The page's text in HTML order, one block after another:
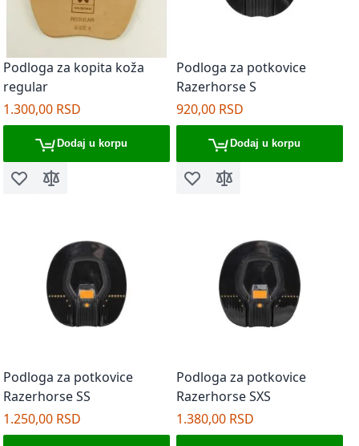
Podloga za kopita koža
regular
1.300,00 RSD
Dodaj u korpu
Dodaj u listu želja
Dodaj za poređenje
Podloga za potkovice
Razerhorse S
920,00 RSD
Dodaj u korpu
Dodaj u listu želja
Dodaj za poređenje
Podloga za potkovice
Razerhorse SS
1.250,00 RSD
Podloga za potkovice
Razerhorse SXS
1.380,00 RSD